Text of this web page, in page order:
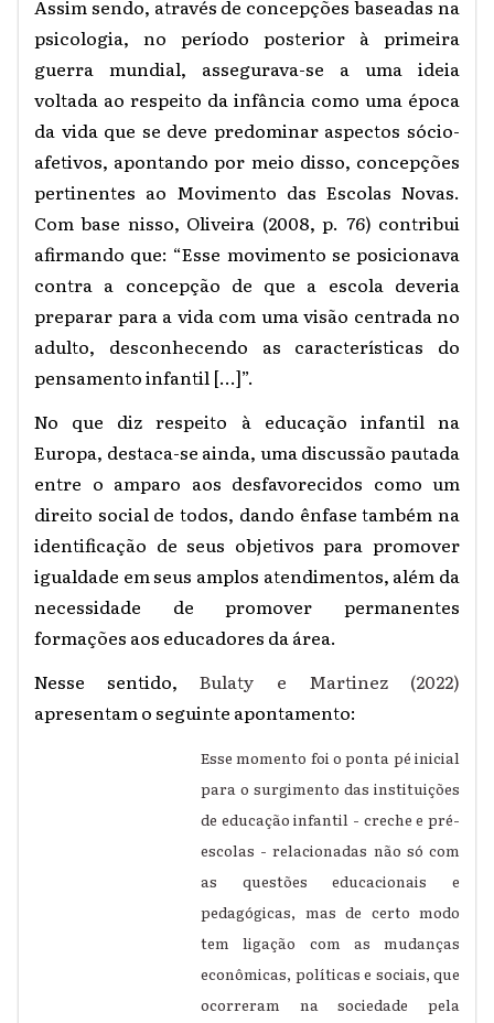
Assim sendo, através de concepções baseadas na
psicologia, no período posterior à primeira
guerra mundial, assegurava-se a uma ideia
voltada ao respeito da infância como uma época
da vida que se deve predominar aspectos sócio-
afetivos, apontando por meio disso, concepções
pertinentes ao Movimento das Escolas Novas.
Com base nisso, Oliveira (2008, p. 76) contribui
afirmando que: “Esse movimento se posicionava
contra a concepção de que a escola deveria
preparar para a vida com uma visão centrada no
adulto, desconhecendo as características do
pensamento infantil [...]”.
No que diz respeito à educação infantil na
Europa, destaca-se ainda, uma discussão pautada
entre o amparo aos desfavorecidos como um
direito social de todos, dando ênfase também na
identificação de seus objetivos para promover
igualdade em seus amplos atendimentos, além da
necessidade de promover permanentes
formações aos educadores da área.
Nesse sentido,Bulaty e Martinez (2022)
apresentam o seguinte apontamento:
Esse momento foi o ponta pé inicial
para o surgimento das instituições
de educação infantil - creche e pré-
escolas - relacionadas não só com
as questões educacionais e
pedagógicas, mas de certo modo
tem ligação com as mudanças
econômicas, políticas e sociais, que
ocorreram na sociedade pela